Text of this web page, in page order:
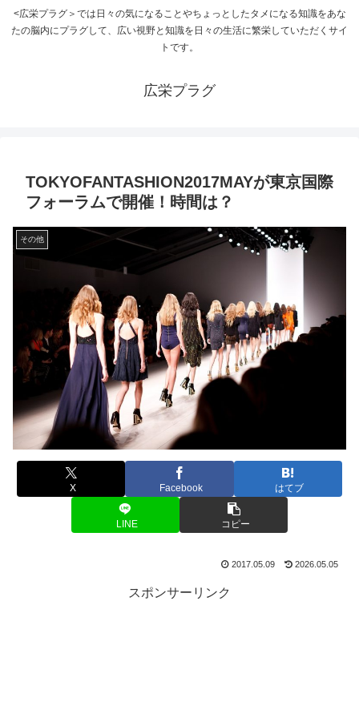
<広栄プラグ＞では日々の気になることやちょっとしたタメになる知識をあな
たの脳内にプラグして、広い視野と知識を日々の生活に繁栄していただくサイ
トです。
広栄プラグ
TOKYOFANTASHION2017MAYが東京国際
フォーラムで開催！時間は？
その他
X Facebook はてブ
LINE コピー
2017.05.09 2026.05.05
スポンサーリンク